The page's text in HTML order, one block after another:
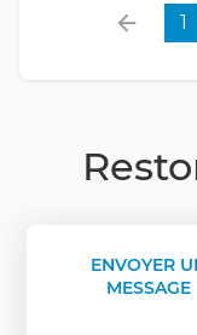
1
ENVOYER
MESSAGE